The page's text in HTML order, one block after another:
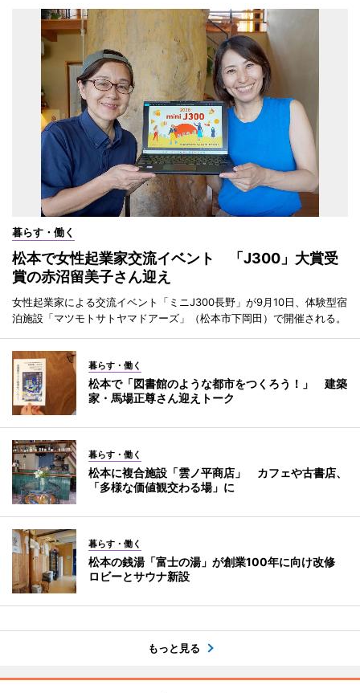
暮らす・働く
松本で女性起業家交流イベント 「J300」大賞受
賞の赤沼留美子さん迎え
女性起業家による交流イベント「ミニJ300長野」が9月10日、体験型宿
泊施設「マツモトサトヤマドアーズ」（松本市下岡田）で開催される。
暮らす・働く
松本で「図書館のような都市をつくろう！」 建築
家・馬場正尊さん迎えトーク
暮らす・働く
松本に複合施設「雲ノ平商店」 カフェや古書店、
「多様な価値観交わる場」に
暮らす・働く
松本の銭湯「富士の湯」が創業100年に向け改修
ロビーとサウナ新設
もっと見る